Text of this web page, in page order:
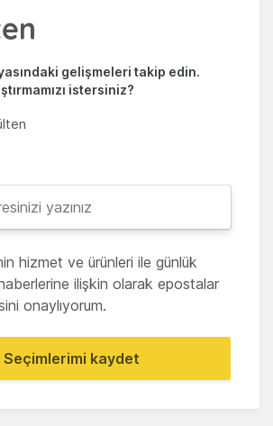
gelişmeleri takip edin.
istersiniz?
hizmet ve ürünleri ile günlük
ilişkin olarak epostalar
onaylıyorum.
Seçimlerimi kaydet